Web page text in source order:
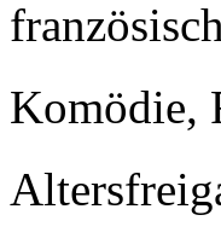
Komödie,